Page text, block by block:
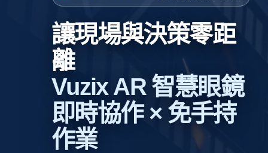
讓現場與決策零距
離
Vuzix AR 智慧眼鏡
即時協作 × 免手持
作業